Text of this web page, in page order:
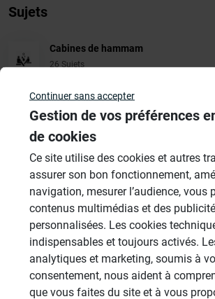
Sujets
Cabines de hammam
26 Sujets
Systèmes de panneaux à carreler
1206 Sujets
Aménagement Agencement
21 Sujets
Revêtement Finition
Douches à l'Italienne
1485 Sujets
Autres
949 Sujets
Continuer sans accepter
Gestion de vos préférences
de cookies
Ce site utilise des cookies et autres
assurer son bon fonctionnement,
navigation, mesurer l’audience, vous
contenus multimédias et des
personnalisées. Les cookies
indispensables et toujours activés.
analytiques et marketing, soumis à
consentement, nous aident à
que vous faites du site et à vous